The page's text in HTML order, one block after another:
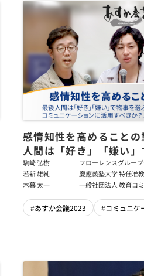
感情知性を高めること
人間は「好き」「嫌い
ChatGPTをどのように
に活用すべきか？／生
ぎ？【若新雄純×駒崎
駒崎 弘樹
フローレンスグルー
ンス会長
若新 雄純
慶應義塾大学 特任准
木暮 太一
一般社団法人 教育コ
#あすか会議2023 #コミュニケ